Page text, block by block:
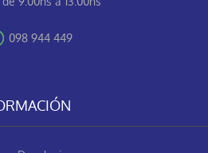
098 944 449